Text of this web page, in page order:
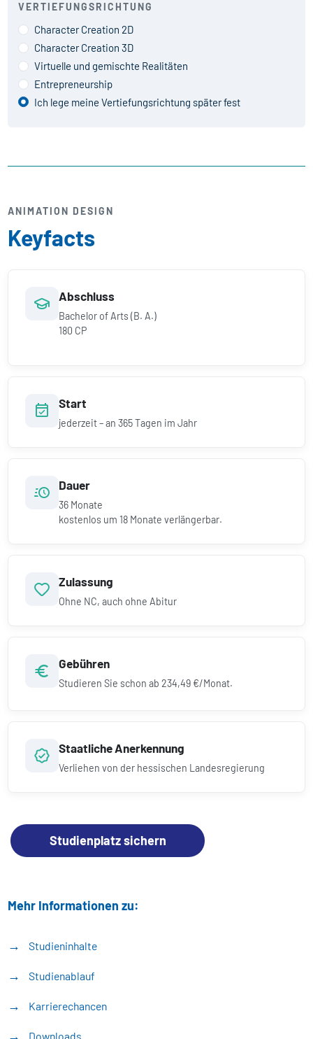
VERTIEFUNGSRICHTUNG
Character Creation 2D
Character Creation 3D
Virtuelle und gemischte Realitäten
Entrepreneurship
Ich lege meine Vertiefungsrichtung später fest
ANIMATION DESIGN
Keyfacts
Abschluss
Bachelor of Arts (B. A.)
180 CP
Start
jederzeit – an 365 Tagen im Jahr
Dauer
36 Monate
kostenlos um 18 Monate verlängerbar.
Zulassung
Ohne NC, auch ohne Abitur
Gebühren
Studieren Sie schon ab234,49 €/Monat.
Staatliche Anerkennung
Verliehen von der hessischen Landesregierung
Studienplatz sichern
Mehr Informationen zu:
Studieninhalte
Studienablauf
Karrierechancen
Downloads